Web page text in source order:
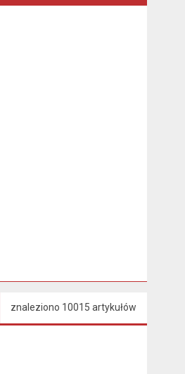
znaleziono 10015 artykułów